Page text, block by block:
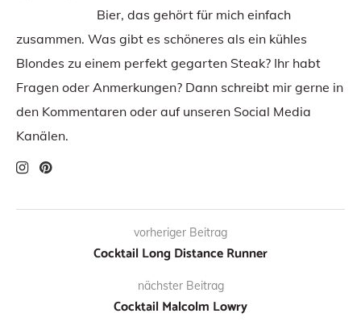
Bier, das gehört für mich einfach
zusammen. Was gibt es schöneres als ein kühles
Blondes zu einem perfekt gegarten Steak? Ihr habt
Fragen oder Anmerkungen? Dann schreibt mir gerne in
den Kommentaren oder auf unseren Social Media
Kanälen.
vorheriger Beitrag
Cocktail Long Distance Runner
nächster Beitrag
Cocktail Malcolm Lowry